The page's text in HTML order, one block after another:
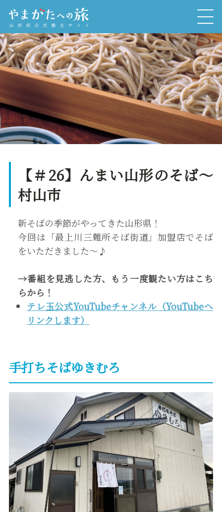
【＃26】んまい山形のそば～
村山市
新そばの季節がやってきた山形県！
今回は「最上川三難所そば街道」加盟店でそば
をいただきました～♪
→番組を見逃した方、もう一度観たい方はこち
らから！
テレ玉公式YouTubeチャンネル（YouTubeへ
リンクします）
手打ちそばゆきむろ